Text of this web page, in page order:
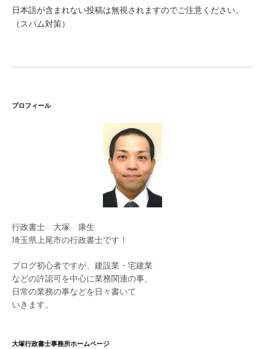
日本語が含まれない投稿は無視されますのでご注意ください。
（スパム対策）
プロフィール
行政書士 大塚 康生
埼玉県上尾市の行政書士です！
ブログ初心者ですが、建設業・宅建業
などの許認可を中心に業務関連の事、
日常の業務の事などを日々書いて
いきます。
大塚行政書士事務所ホームページ